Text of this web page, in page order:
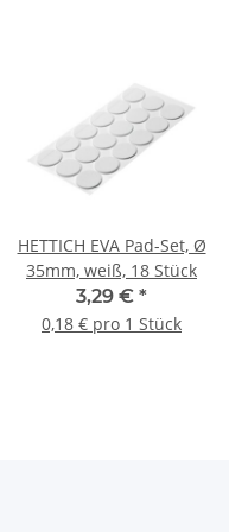
HETTICH EVA Pad-Set, Ø
35mm, weiß, 18 Stück
3,29 € *
0,18 € pro 1 Stück